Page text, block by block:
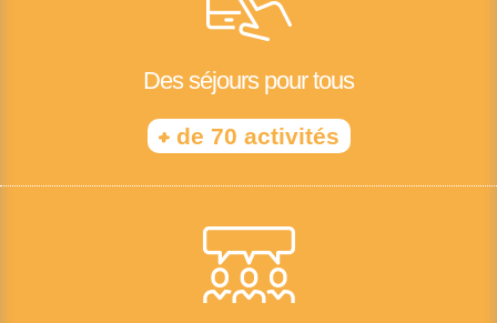
Des séjours pour tous
+de 70 activités